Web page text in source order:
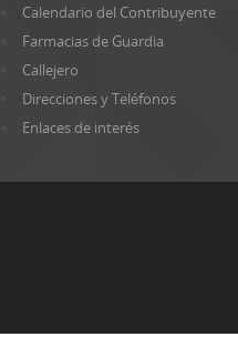
Calendario del Contribuyente
Farmacias de Guardia
Callejero
Direcciones y Teléfonos
Enlaces de interés